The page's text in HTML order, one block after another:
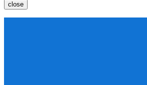
close